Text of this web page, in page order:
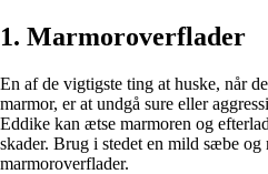
1. Marmoroverflader
En af de vigtigste ting at huske, når
marmor, er at undgå sure eller
Eddike kan ætse marmoren og
skader. Brug i stedet en mild sæbe
marmoroverflader.